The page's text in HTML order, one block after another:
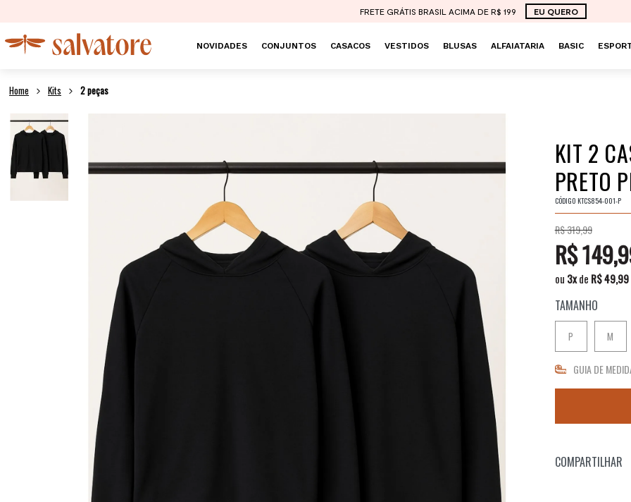
FRETE GRÁTIS BRASIL ACIMA DE R$ 199 EU QUERO
NOVIDADES CONJUNTOS CASACOS VESTIDOS BLUSAS ALFAIATARIA BASIC
Kits 2 peças
KIT 2
PRETO
CÓDIGO KTCS854-001-P
R$ 319,99
R$
ou 3xde R$ 49,99
TAMANHO
P M
GUIA DE
COMPARTILHAR